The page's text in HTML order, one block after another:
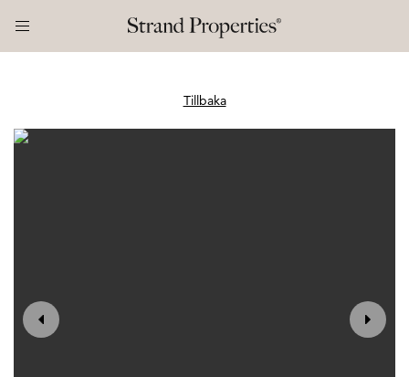
Tillbaka